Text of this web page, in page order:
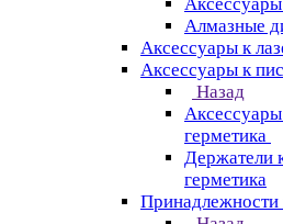
Алмазные
Аксессуары к
Аксессуары к
Назад
герметика
Держатели
герметика